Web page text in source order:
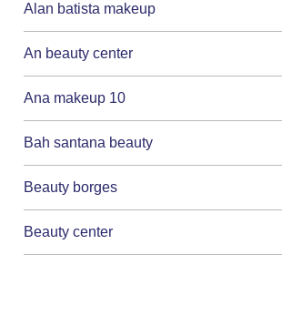
Alan batista makeup
An beauty center
Ana makeup 10
Bah santana beauty
Beauty borges
Beauty center